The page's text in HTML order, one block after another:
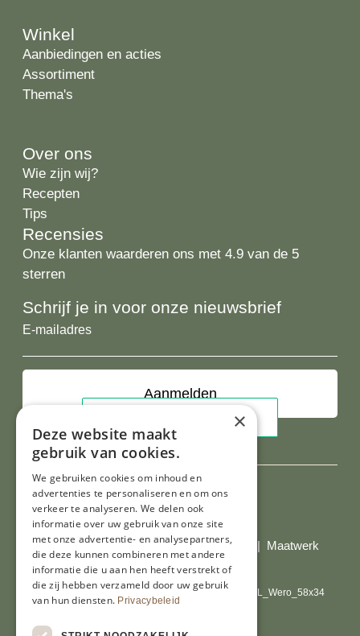
Winkel
Aanbiedingen en acties
Assortiment
Thema's
Over ons
Wie zijn wij?
Recepten
Tips
Recensies
Onze klanten waarderen ons met 4.9 van de 5
sterren
Schrijf je in voor onze nieuwsbrief
E-
Al onze prijzen zijn incl. BTW
© Copyright 2026 Limburgs Bakwinkeltje | Maatwerk
website webmix
×
Deze website maakt
gebruik van cookies.
We gebruiken cookies om inhoud en
advertenties te personaliseren en om ons
verkeer te analyseren. We delen ook
informatie over uw gebruik van onze site
met onze advertentie- en analysepartners,
die deze kunnen combineren met andere
informatie die u aan hen heeft verstrekt of
die zij hebben verzameld door uw gebruik
van hun diensten. Privacybeleid